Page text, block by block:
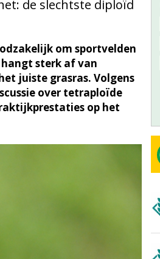
de slechtste diploïd
om sportvelden
hangt sterk af van
juiste grasras. Volgens
over tetraploïde
op het